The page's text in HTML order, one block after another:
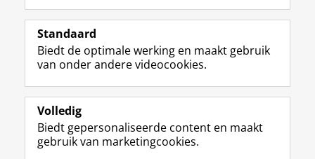
Volg de RUG
F
a
e
b
o
p
a
L
i
k
e
I
-
p
R
S
-
f
e
R
I
n
t
r
m
Y
o
T
e
k
Studiekiezers
Alumni
Over ons
Standaard
Biedt de optimale werking en maakt gebruik
van onder andere videocookies.
Volledig
Biedt gepersonaliseerde content en maakt
gebruik van marketingcookies.